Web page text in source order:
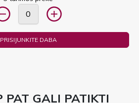
PRISIJUNKITE DABA
PAT GALI PATIKTI